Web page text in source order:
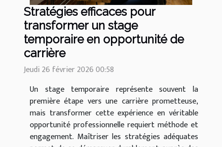
Stratégies efficaces pour
transformer un stage
temporaire en opportunité de
carrière
Jeudi 26 février 2026 00:58
Un stage temporaire représente souvent la
première étape vers une carrière prometteuse,
mais transformer cette expérience en véritable
opportunité professionnelle requiert méthode et
engagement. Maîtriser les stratégies adéquates